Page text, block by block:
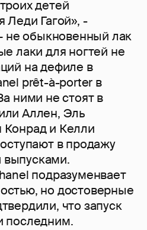
детей
Леди Гагой», -
не обыкновенный лак
лаки для ногтей не
на дефиле в
prêt-à-porter в
ними не стоят в
Аллен, Эль
и Келли
в продажу
подразуменвает
но достоверные
что запуск
последним.